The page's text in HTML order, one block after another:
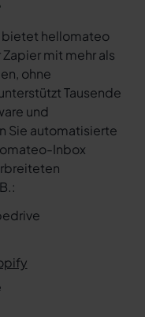
bietet hellomateo
mit mehr als
ohne
Tausende
und
Sie automatisierte
Inbox